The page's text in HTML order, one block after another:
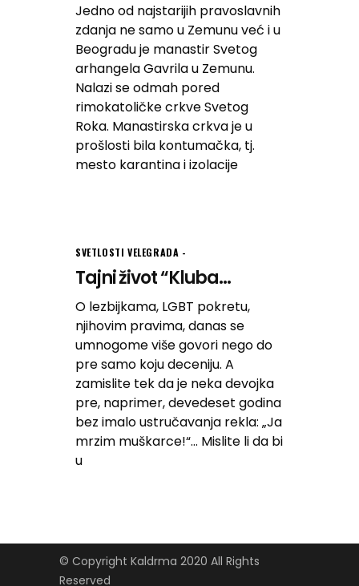
Jedno od najstarijih pravoslavnih
zdanja ne samo u Zemunu već i u
Beogradu je manastir Svetog
arhangela Gavrila u Zemunu.
Nalazi se odmah pored
rimokatoličke crkve Svetog
Roka. Manastirska crkva je u
prošlosti bila kontumačka, tj.
mesto karantina i izolacije
SVETLOSTI VELEGRADA
Tajni život “Kluba...
O lezbijkama, LGBT pokretu,
njihovim pravima, danas se
umnogome više govori nego do
pre samo koju deceniju. A
zamislite tek da je neka devojka
pre, naprimer, devedeset godina
bez imalo ustručavanja rekla: „Ja
mrzim muškarce!“… Mislite li da bi
u
© Copyright Kaldrma 2020 All Rights
Reserved